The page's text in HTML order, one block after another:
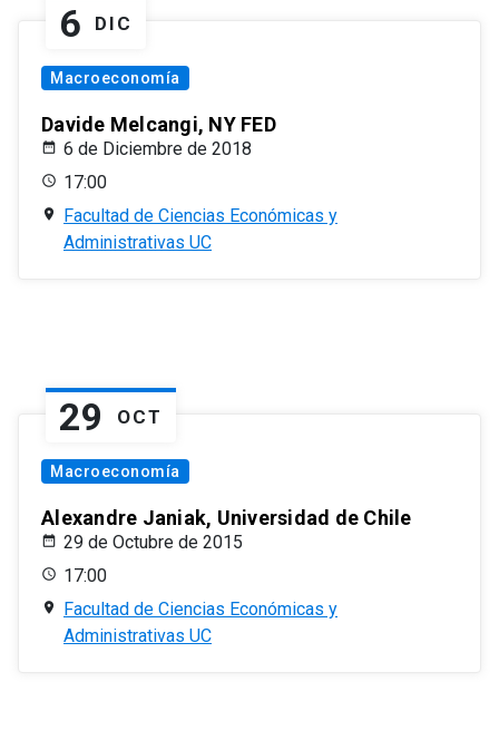
6 DIC
Macroeconomía
Davide Melcangi, NY FED
6 de Diciembre de 2018
17:00
Facultad de Ciencias Económicas y
Administrativas UC
29 OCT
Macroeconomía
Alexandre Janiak, Universidad de Chile
29 de Octubre de 2015
17:00
Facultad de Ciencias Económicas y
Administrativas UC